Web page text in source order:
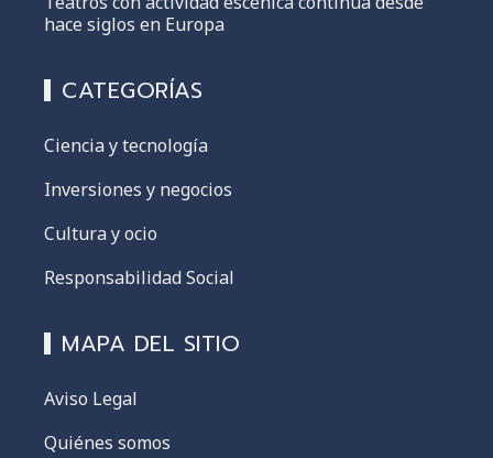
hace siglos en Europa
CATEGORÍAS
Ciencia y tecnología
Inversiones y negocios
Cultura y ocio
Responsabilidad Social
MAPA DEL SITIO
Aviso Legal
Quiénes somos